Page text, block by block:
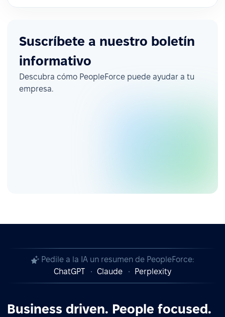
Suscríbete a nuestro boletín
informativo
Descubra cómo PeopleForce puede ayudar a tu
empresa.
Pedile a la IA un resumen de PeopleForce:
ChatGPT
Claude Perplexity
Business driven. People focused.